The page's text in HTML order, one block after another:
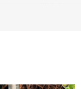
організацій
Deutsche
(GIZ)
та
Наук України